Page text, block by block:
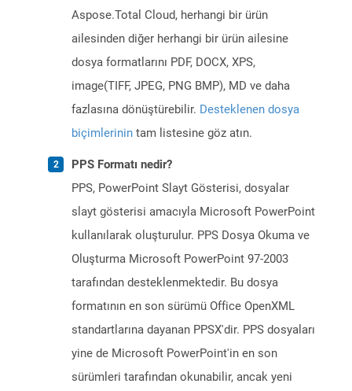
Aspose.Total Cloud, herhangi bir ürün
ailesinden diğer herhangi bir ürün ailesine
dosya formatlarını PDF, DOCX, XPS,
image(TIFF, JPEG, PNG BMP), MD ve daha
fazlasına dönüştürebilir. Desteklenen dosya
biçimlerinin tam listesine göz atın.
PPS Formatı nedir?
PPS, PowerPoint Slayt Gösterisi, dosyalar
slayt gösterisi amacıyla Microsoft PowerPoint
kullanılarak oluşturulur. PPS Dosya Okuma ve
Oluşturma Microsoft PowerPoint 97-2003
tarafından desteklenmektedir. Bu dosya
formatının en son sürümü Office OpenXML
standartlarına dayanan PPSX'dir. PPS dosyaları
yine de Microsoft PowerPoint'in en son
sürümleri tarafından okunabilir, ancak yeni